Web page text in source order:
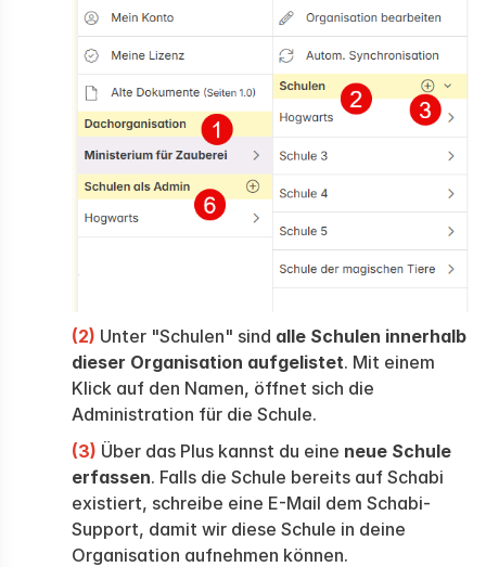
(2) Unter "Schulen" sind alle Schulen innerhalb
dieser Organisation aufgelistet. Mit einem
Klick auf den Namen, öffnet sich die
Administration für die Schule.
(3) Über das Plus kannst du eine neue Schule
erfassen. Falls die Schule bereits auf Schabi
existiert, schreibe eine E-Mail dem Schabi-
Support, damit wir diese Schule in deine
Organisation aufnehmen können.